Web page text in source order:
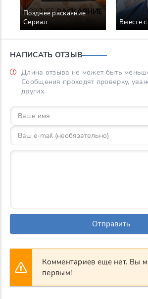
Позднее раскаяние
Сериал
Вместе
НАПИСАТЬ ОТЗЫВ
Длина отзыва не может быть
Сообщения проходят проверку,
других.
Отправить
Комментариев еще нет. Вы
первым!